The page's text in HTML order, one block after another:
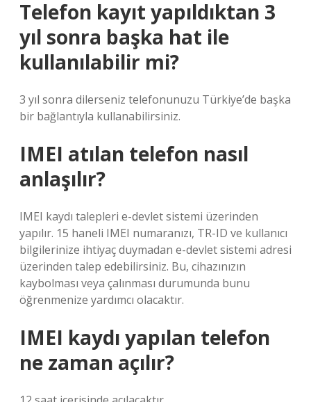
Telefon kayıt yapıldıktan 3
yıl sonra başka hat ile
kullanılabilir mi?
3 yıl sonra dilerseniz telefonunuzu Türkiye’de başka
bir bağlantıyla kullanabilirsiniz.
IMEI atılan telefon nasıl
anlaşılır?
IMEI kaydı talepleri e-devlet sistemi üzerinden
yapılır. 15 haneli IMEI numaranızı, TR-ID ve kullanıcı
bilgilerinize ihtiyaç duymadan e-devlet sistemi adresi
üzerinden talep edebilirsiniz. Bu, cihazınızın
kaybolması veya çalınması durumunda bunu
öğrenmenize yardımcı olacaktır.
IMEI kaydı yapılan telefon
ne zaman açılır?